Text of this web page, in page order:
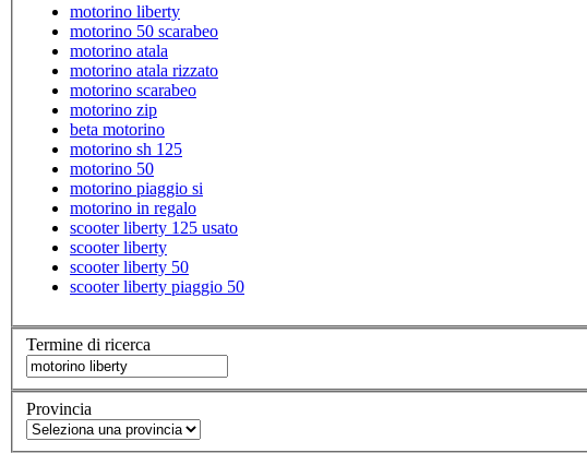
motorino liberty
motorino 50 scarabeo
motorino atala
motorino atala rizzato
motorino scarabeo
motorino zip
beta motorino
motorino sh 125
motorino 50
motorino piaggio si
motorino in regalo
scooter liberty 125 usato
scooter liberty
scooter liberty 50
scooter liberty piaggio 50
Termine di ricerca
Provincia